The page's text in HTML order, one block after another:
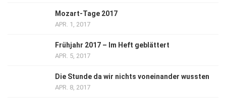
Mozart-Tage 2017
APR. 1, 2017
Frühjahr 2017 – Im Heft geblättert
APR. 5, 2017
Die Stunde da wir nichts voneinander wussten
APR. 8, 2017